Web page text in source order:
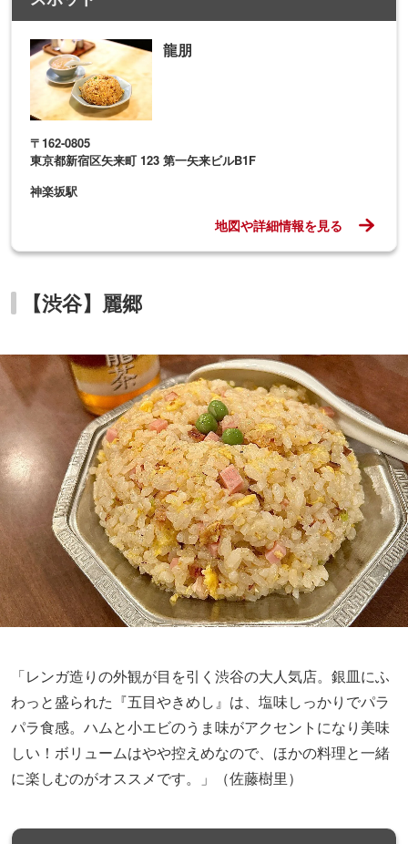
龍朋
〒162-0805
東京都新宿区矢来町 123 第一矢来ビルB1F
神楽坂駅
地図や詳細情報を見る
【渋谷】麗郷
「レンガ造りの外観が目を引く渋谷の大人気店。銀皿にふ
わっと盛られた『五目やきめし』は、塩味しっかりでパラ
パラ食感。ハムと小エビのうま味がアクセントになり美味
しい！ボリュームはやや控えめなので、ほかの料理と一緒
に楽しむのがオススメです。」（佐藤樹里）